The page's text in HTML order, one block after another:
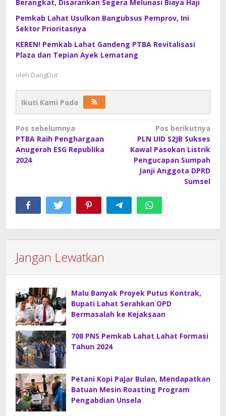
Berangkat, Disarankan Segera Melunasi Biaya Haji
Pemkab Lahat Usulkan Bangubsus Pemprov, Ini
Sektor Prioritasnya
KEREN! Pemkab Lahat Gandeng PTBA Revitalisasi
Plaza dan Tepian Ayek Lematang
oleh DangDut
Ikuti Kami Pada
Navigasi
pos
Pos sebelumnya
PTBA Raih Penghargaan
Anugerah ESG Republika
2024
Pos berikutnya
PLN UID S2JB Sukses
Kawal Pasokan Listrik
Pengucapan Sumpah
Janji Anggota DPRD
Sumsel
Jangan Lewatkan
Malu Banyak Proyek Putus Kontrak,
Bupati Lahat Serahkan OPD
Bermasalah ke Kejaksaan
708 PNS Pemkab Lahat Lahat Formasi
Tahun 2024
Petani Kopi Pajar Bulan, Mendapatkan
Batuan Mesin Roasting Program
Pengabdian Unsela